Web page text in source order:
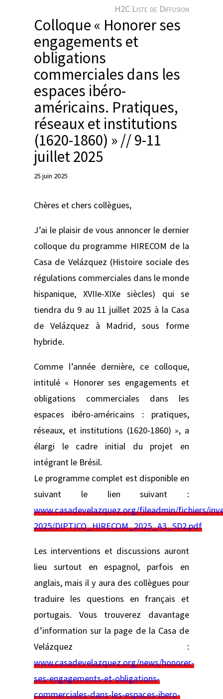
H2C Liste de Diffusion
Colloque « Honorer ses
engagements et
obligations
commerciales dans les
espaces ibéro-
américains. Pratiques,
réseaux et institutions
(1620-1860) » // 9-11
juillet 2025
25 juin 2025
Chères et chers collègues,
J’ai le plaisir de vous annoncer le dernier
colloque du programme HIRECOM de la
Casa de Velázquez (Histoire sociale des
régulations commerciales dans le monde
hispanique, XVIIe-XIXe siècles) qui se
tiendra du 9 au 11 juillet 2025 à la Casa
de Velázquez à Madrid, sous forme
hybride.
Comme l’année dernière, ce colloque,
intitulé « Honorer ses engagements et
obligations commerciales dans les
espaces ibéro-américains : pratiques,
réseaux, et institutions (1620-1860) », a
élargi le cadre initial du projet en
intégrant le Brésil.
Le programme complet est disponible en
suivant le lien suivant :
www.casadevelazquez.org/fileadmin/fichiers/
2025/DIPTICO_HIRECOM_2025_A3_SD2.pdf
Les interventions et discussions auront
lieu surtout en espagnol, parfois en
anglais, mais il y aura des collègues pour
traduire les questions en français et
portugais. Vous trouverez davantage
d’information sur la page de la Casa de
Velázquez :
www.casadevelazquez.org/news/honorer-
ses-engagements-et-obligations-
commerciales-dans-les-espaces-ibero-